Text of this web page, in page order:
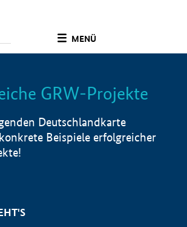
MENÜ
Info
GRW-Projekte
Deutschlandkarte
Beispiele erfolgreicher